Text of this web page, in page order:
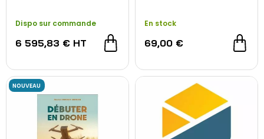
Dispo sur commande
6 595,83 € HT
En stock
69,00 €